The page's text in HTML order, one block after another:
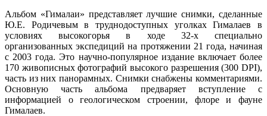
Альбом «Гималаи» представляет лучшие снимки, сделанные
Ю.Е. Родичевым в труднодоступных уголках Гималаев в
условиях высокогорья в ходе 32-х специально
организованных экспедиций на протяжении 21 года, начиная
с 2003 года. Это научно-популярное издание включает более
170 живописных фотографий высокого разрешения (300 DPI),
часть из них панорамных. Снимки снабжены комментариями.
Основную часть альбома предваряет вступление с
информацией о геологическом строении, флоре и фауне
Гималаев.